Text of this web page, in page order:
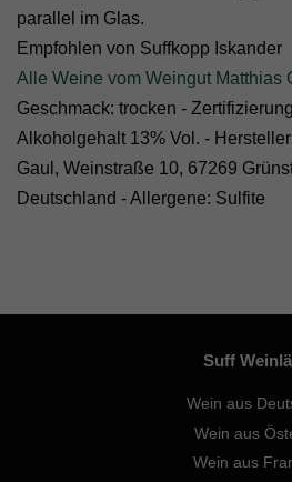
parallel im Glas.
Empfohlen von Suffkopp Iskander
Alle Weine vom Weingut Matthias
Geschmack: trocken -
Alkoholgehalt 13% Vol. -
Gaul, Weinstraße 10, 67269
Deutschland - Allergene: Sulfite
Suff
Wein aus
Wein aus
Wein aus